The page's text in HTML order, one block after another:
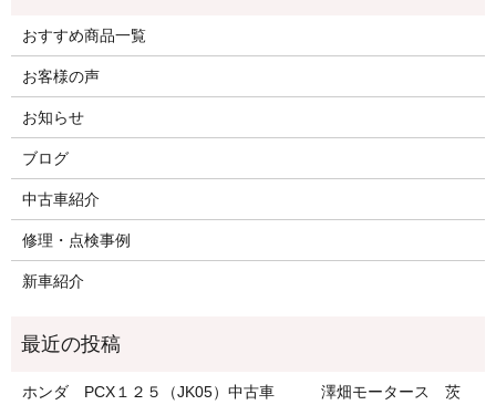
おすすめ商品一覧
お客様の声
お知らせ
ブログ
中古車紹介
修理・点検事例
新車紹介
ホンダ PCX１２５（JK05）中古車 澤畑モータース 茨